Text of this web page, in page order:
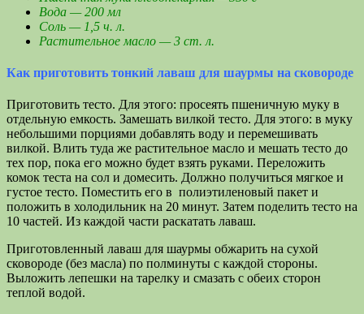
Вода — 200 мл
Соль — 1,5 ч. л.
Растительное масло — 3 ст. л.
Как приготовить тонкий лаваш для шаурмы на сковороде
Приготовить тесто. Для этого: просеять пшеничную муку в
отдельную емкость. Замешать вилкой тесто. Для этого: в муку
небольшими порциями добавлять воду и перемешивать
вилкой. Влить туда же растительное масло и мешать тесто до
тех пор, пока его можно будет взять руками. Переложить
комок теста на сол и домесить. Должно получиться мягкое и
густое тесто. Поместить его в полиэтиленовый пакет и
положить в холодильник на 20 минут. Затем поделить тесто на
10 частей. Из каждой части раскатать лаваш.
Приготовленный лаваш для шаурмы обжарить на сухой
сковороде (без масла) по полминуты с каждой стороны.
Выложить лепешки на тарелку и смазать с обеих сторон
теплой водой.